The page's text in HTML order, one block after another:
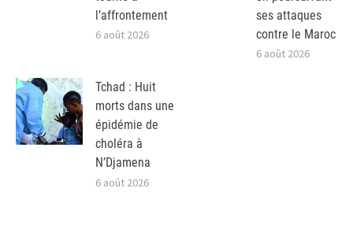
l’affrontement
6 août 2026
ses attaques
contre le Maroc
6 août 2026
Tchad : Huit
morts dans une
épidémie de
choléra à
N’Djamena
6 août 2026